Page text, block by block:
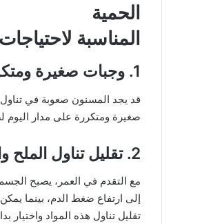
الحمية
المناسبة
1. وجبات صغيرة ومتكررة
قد يجد المسنون صعوبة في
صغيرة ومتكررة على مدار اليوم
2. تقليل تناول الملح والسكر
مع التقدم في العمر، يصبح
إلى ارتفاع ضغط الدم، بينما
تقليل تناول هذه المواد واختيار